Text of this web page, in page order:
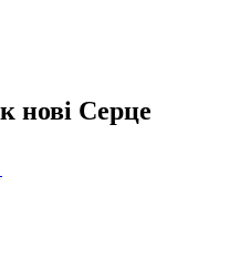
нові Серце